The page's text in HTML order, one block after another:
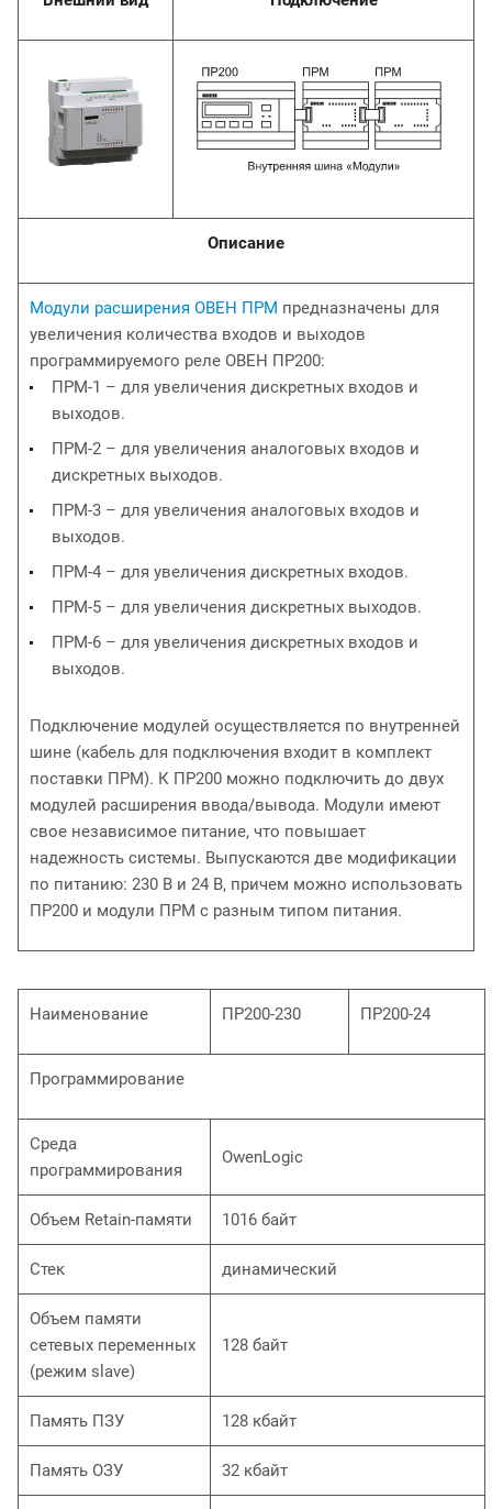
Описание
Модули расширения ОВЕН ПРМ предназначены для
увеличения количества входов и выходов
программируемого реле ОВЕН ПР200:
ПРМ-1 – для увеличения дискретных входов и
выходов.
ПРМ-2 – для увеличения аналоговых входов и
дискретных выходов.
ПРМ-3 – для увеличения аналоговых входов и
выходов.
ПРМ-4 – для увеличения дискретных входов.
ПРМ-5 – для увеличения дискретных выходов.
ПРМ-6 – для увеличения дискретных входов и
выходов.
Подключение модулей осуществляется по внутренней
шине (кабель для подключения входит в комплект
поставки ПРМ). К ПР200 можно подключить до двух
модулей расширения ввода/вывода. Модули имеют
свое независимое питание, что повышает
надежность системы. Выпускаются две модификации
по питанию: 230 В и 24 В, причем можно использовать
ПР200 и модули ПРМ с разным типом питания.
Наименование ПР200-230 ПР200-24
Программирование
Среда
программирования
OwenLogic
Объем Retain-памяти 1016 байт
Стек динамический
Объем памяти
сетевых переменных
(режим slave)
128 байт
Память ПЗУ 128 кбайт
Память ОЗУ 32 кбайт